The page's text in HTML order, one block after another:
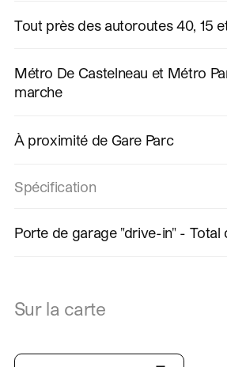
Tout près des autoroutes 40, 15
Métro De Castelneau et Métro
marche
À proximité de Gare Parc
Spécification
Porte de garage "drive-in" - Total
Sur la carte